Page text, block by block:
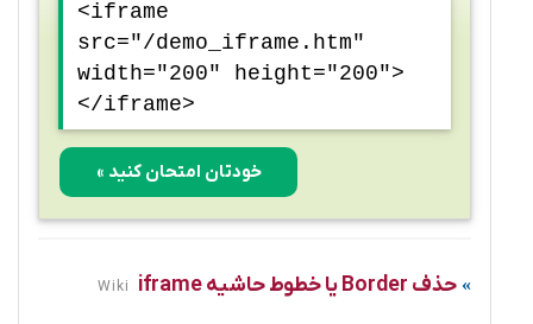
<iframe
src="/demo_iframe.htm"
width="200" height="200">
</iframe>
خودتان امتحان کنید »
حذف Border یا خطوط حاشیه iframe Wiki